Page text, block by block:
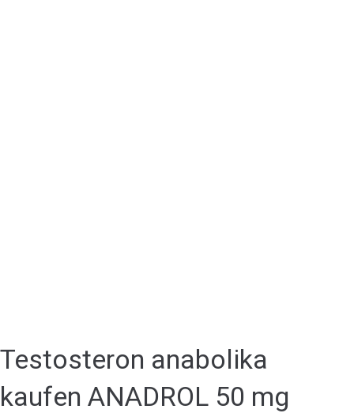
Testosteron anabolika
kaufen ANADROL 50 mg